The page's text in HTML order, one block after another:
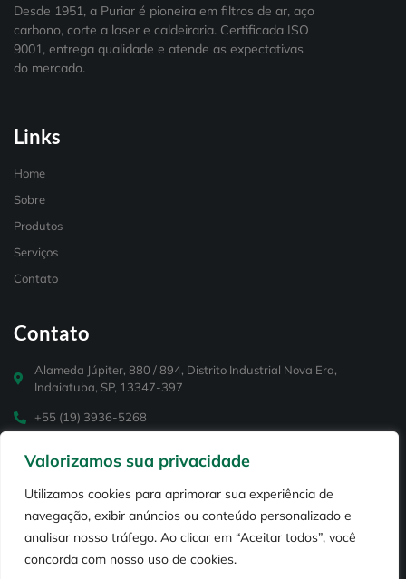
Valorizamos sua privacidade
Utilizamos cookies para aprimorar sua experiência de
navegação, exibir anúncios ou conteúdo personalizado e
analisar nosso tráfego. Ao clicar em “Aceitar todos”, você
concorda com nosso uso de cookies.
Desde 1951, a Puriar é pioneira em filtros de ar, aço
carbono, corte a laser e caldeiraria. Certificada ISO
9001, entrega qualidade e atende as expectativas
do mercado.
Links
Home
Sobre
Produtos
Serviços
Contato
Contato
Alameda Júpiter, 880 / 894, Distrito Industrial Nova Era,
Indaiatuba, SP, 13347-397
+55 (19) 3936-5268